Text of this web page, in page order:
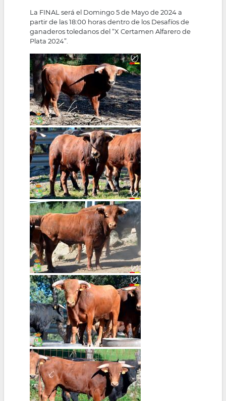
La FINAL será el Domingo 5 de Mayo de 2024 a
partir de las 18:00 horas dentro de los Desafíos de
ganaderos toledanos del “X Certamen Alfarero de
Plata 2024”.